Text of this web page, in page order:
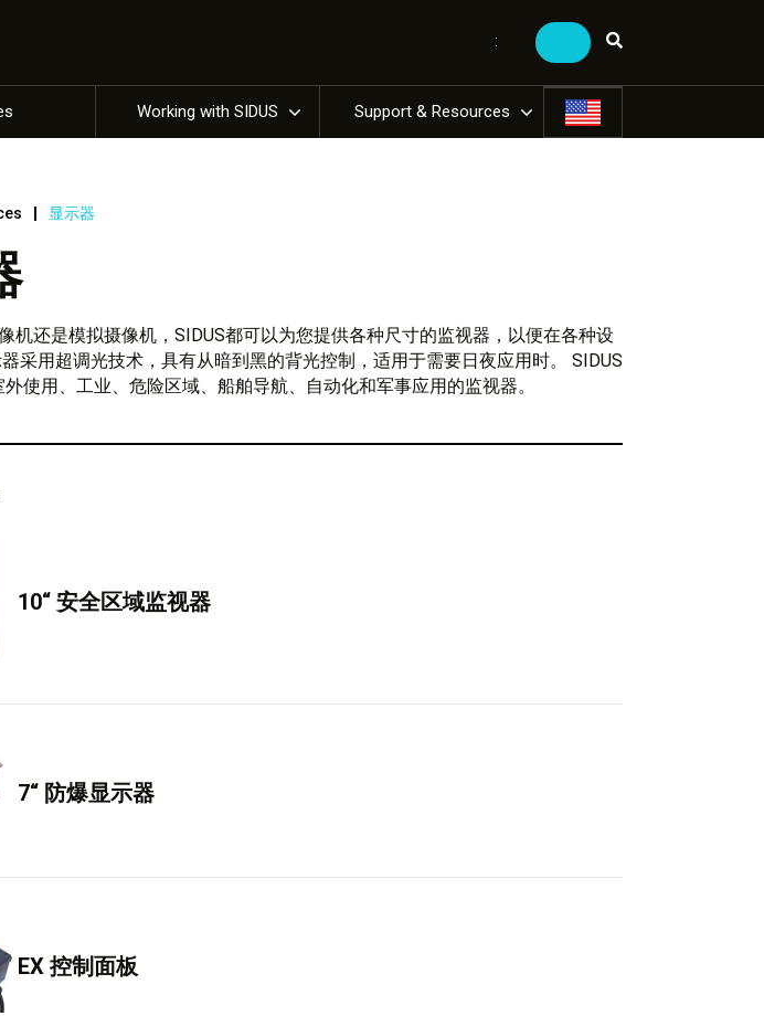
:
Working with SIDUS Support & Resources
显示器
机还是模拟摄像机，SIDUS都可以为您提供各种尺寸的监视器，以便在各种设
采用超调光技术，具有从暗到黑的背光控制，适用于需要日夜应用时。 SIDUS
使用、工业、危险区域、船舶导航、自动化和军事应用的监视器。
10“ 安全区域监视器
7“ 防爆显示器
EX 控制面板